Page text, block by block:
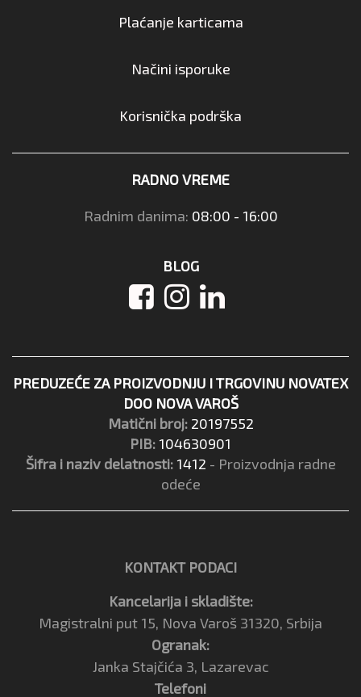
Plaćanje karticama
Načini isporuke
Korisnička podrška
RADNO VREME
Radnim danima: 08:00 - 16:00
BLOG
PREDUZEĆE ZA PROIZVODNJU I TRGOVINU NOVATEX
DOO NOVA VAROŠ
Matični broj: 20197552
PIB: 104630901
Šifra i naziv delatnosti: 1412 - Proizvodnja radne
odeće
KONTAKT PODACI
Kancelarija i skladište:
Magistralni put 15, Nova Varoš 31320, Srbija
Ogranak:
Janka Stajčića 3, Lazarevac
Telefoni